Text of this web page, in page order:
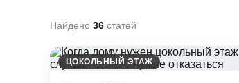
Найдено 36 статей
ЦОКОЛЬНЫЙ ЭТАЖ